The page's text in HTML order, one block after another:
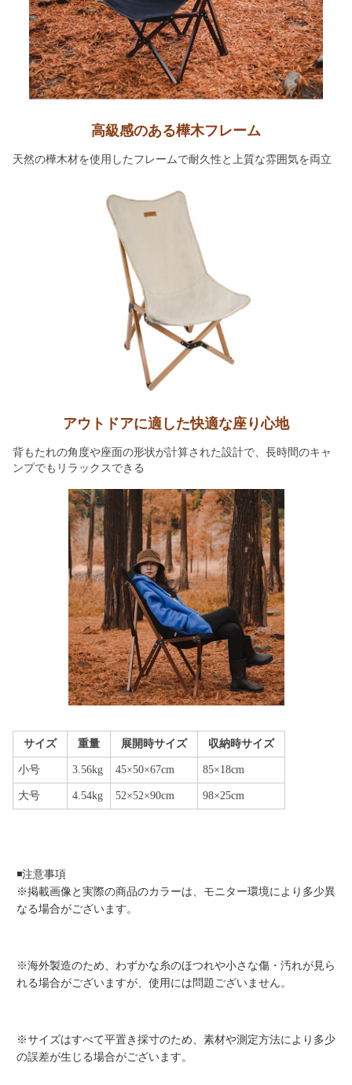
高級感のある樺木フレーム
天然の樺木材を使用したフレームで耐久性と上質な雰囲気を両立
アウトドアに適した快適な座り心地
背もたれの角度や座面の形状が計算された設計で、長時間のキャ
ンプでもリラックスできる
サイズ 重量 展開時サイズ 収納時サイズ
小号 3.56kg 45×50×67cm 85×18cm
大号 4.54kg 52×52×90cm 98×25cm
◾️注意事項
※掲載画像と実際の商品のカラーは、モニター環境により多少異
なる場合がございます。
※海外製造のため、わずかな糸のほつれや小さな傷・汚れが見ら
れる場合がございますが、使用には問題ございません。
※サイズはすべて平置き採寸のため、素材や測定方法により多少
の誤差が生じる場合がございます。